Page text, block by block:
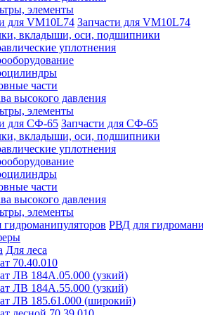
элементы
Запчасти для VM10L74
вкладыши, оси, подшипники
уплотнения
части
высокого давления
элементы
Запчасти для СФ-65
вкладыши, оси, подшипники
уплотнения
части
высокого давления
элементы
РВД для
Для леса
70.40.010
ЛВ 184А.05.000 (узкий)
ЛВ 184А.55.000 (узкий)
ЛВ 185.61.000 (широкий)